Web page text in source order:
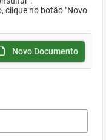
clique no botão "Novo
Novo Documento